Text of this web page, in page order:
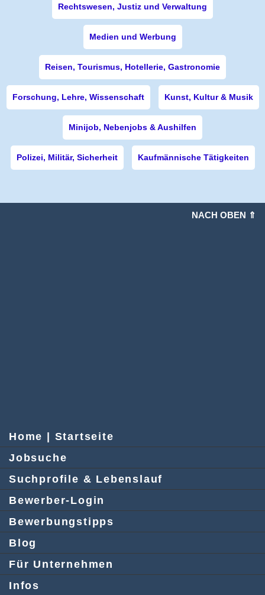
Rechtswesen, Justiz und Verwaltung
Medien und Werbung
Reisen, Tourismus, Hotellerie, Gastronomie
Forschung, Lehre, Wissenschaft Kunst, Kultur & Musik
Minijob, Nebenjobs & Aushilfen
Polizei, Militär, Sicherheit Kaufmännische Tätigkeiten
NACH OBEN ⇑
Home | Startseite
Jobsuche
Suchprofile & Lebenslauf
Bewerber-Login
Bewerbungstipps
Blog
Für Unternehmen
Infos